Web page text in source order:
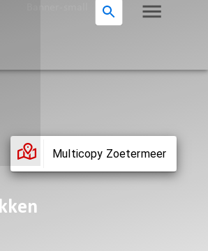
Multicopy Zoetermeer